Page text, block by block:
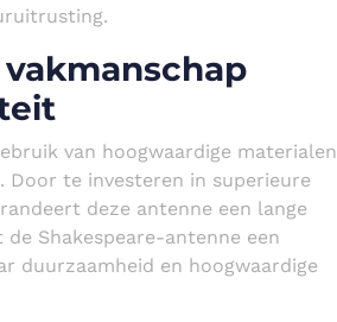
van hoogwaardige materialen
te investeren in superieure
deze antenne een lange
Shakespeare-antenne een
duurzaamheid en hoogwaardige